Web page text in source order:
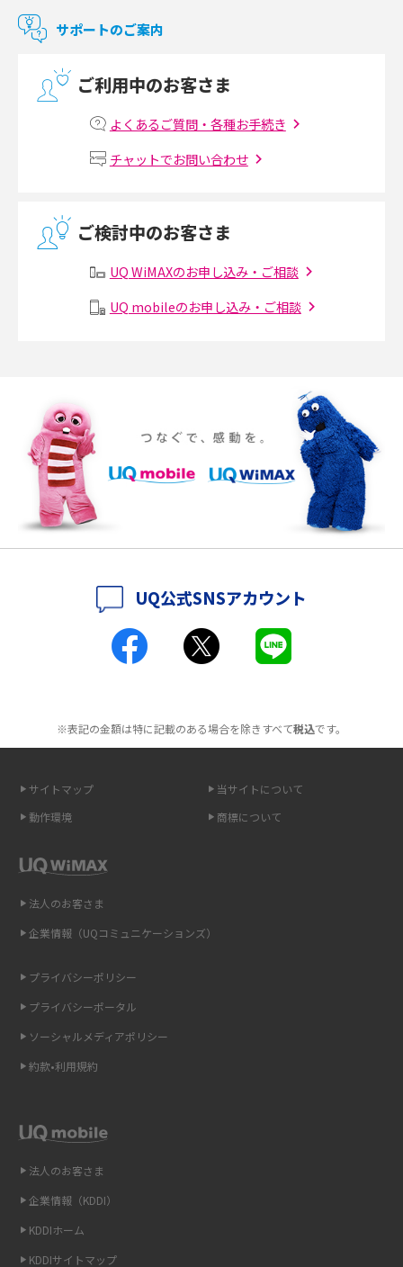
マンションで使えるWi-Fiは？種類ごとの特徴や選び方を紹介
マンションで光回線の利用を始める手順は？設備状況の確認方法も解説
Wi-Fiルーターの設定方法をわかりやすく解説！事前に準備すべきものも紹
無線LANとは？メリット・デメリットや接続方法を解説
メッシュWi-Fiとは？仕組みやメリット・デメリット、中継機との違いを解
ポケット型Wi-Fiをレンタルするメリットとは？選び方や向いている方の特
徴も紹介
持ち運びできるポケット型Wi-Fiのおススメの選び方は？メリット・デメリ
ットも紹介
ポケット型Wi-Fiはクレカなしでも利用できる？口座振替の方法や注意点も
ポケット型Wi-Fiとは？通信の仕組みやメリット・デメリットを解説
工事不要！置くだけWi-Fiの特徴は？メリット・デメリットや選び方を解説
介
ポケット型Wi-Fi（モバイルWi-Fi）とは？おススメする方の特徴や選び方を
点も解説
ギガバイト（GB）とは？1GBの目安やギガが足りない時の対処法を紹介
Wi-Fiを自宅に設置する方法は？必要なことやポイントも紹介
光ファイバーとは？仕組みやメリット・デメリットを初心者向けにわかり
やすく解説
ストリーミング再生とは？ダウンロードとの違いやメリット・デメリット
サポートのご案内
ご利用中のお客さま
よくあるご質問・各種お手続き
チャットでお問い合わせ
ご検討中のお客さま
UQ WiMAXのお申し込み・ご相談
UQ mobileのお申し込み・ご相談
UQ公式SNSアカウント
※表記の金額は特に記載のある場合を除きすべて税込です。
サイトマップ
当サイトについて
動作環境
商標について
法人のお客さま
企業情報（KDDI）
KDDIホーム
KDDIサイトマップ
法人のお客さま
企業情報（UQコミュニケーションズ）
プライバシーポリシー
プライバシーポータル
ソーシャルメディアポリシー
約款•利用規約